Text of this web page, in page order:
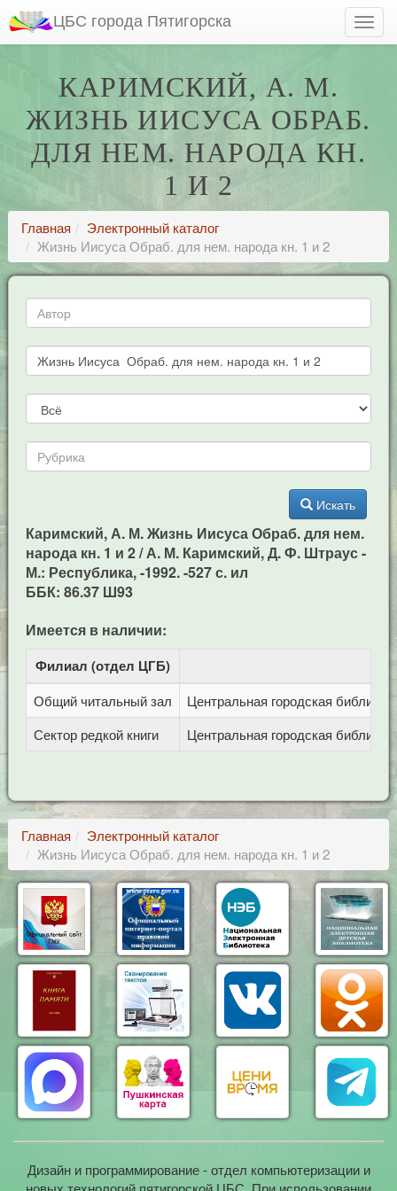
ЦБС города Пятигорска
КАРИМСКИЙ, А. М.
ЖИЗНЬ ИИСУСА ОБРАБ.
ДЛЯ НЕМ. НАРОДА КН.
1 И 2
Главная
Электронный каталог
Жизнь Иисуса Обраб. для нем. народа кн. 1 и 2
Искать
Каримский, А. М. Жизнь Иисуса Обраб. для нем.
народа кн. 1 и 2 / А. М. Каримский, Д. Ф. Штраус -
М.: Республика, -1992. -527 с. ил
ББК: 86.37 Ш93
Имеется в наличии:
Филиал (отдел ЦГБ)
Общий читальный зал
Центральная городская
Сектор редкой книги
Центральная городская
Главная
Электронный каталог
Жизнь Иисуса Обраб. для нем. народа кн. 1 и 2
Дизайн и программирование - отдел компьютеризации и